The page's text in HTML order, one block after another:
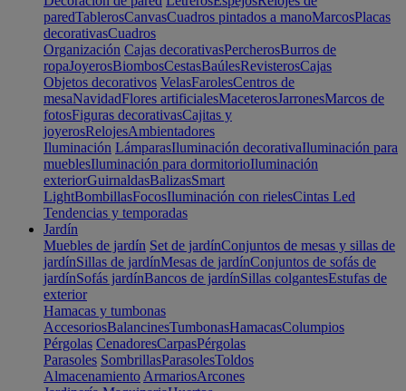
paredTablerosCanvasCuadros pintados a manoMarcosPlacas
decorativasCuadros
Organización Cajas decorativasPercherosBurros de
ropaJoyerosBiombosCestasBaúlesRevisterosCajas
Objetos decorativos VelasFarolesCentros de
mesaNavidadFlores artificialesMaceterosJarronesMarcos de
fotosFiguras decorativasCajitas y
joyerosRelojesAmbientadores
Iluminación LámparasIluminación decorativaIluminación para
mueblesIluminación para dormitorioIluminación
exteriorGuirnaldasBalizasSmart
LightBombillasFocosIluminación con rielesCintas Led
Tendencias y temporadas
Jardín
Muebles de jardín Set de jardínConjuntos de mesas y sillas de
jardínSillas de jardínMesas de jardínConjuntos de sofás de
jardínSofás jardínBancos de jardínSillas colgantesEstufas de
exterior
Hamacas y tumbonas
AccesoriosBalancinesTumbonasHamacasColumpios
Pérgolas CenadoresCarpasPérgolas
Parasoles SombrillasParasolesToldos
Almacenamiento ArmariosArcones